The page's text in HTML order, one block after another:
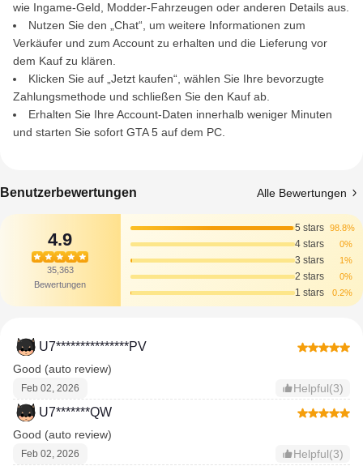
wie Ingame-Geld, Modder-Fahrzeugen oder anderen Details aus.
Nutzen Sie den „Chat“, um weitere Informationen zum
Verkäufer und zum Account zu erhalten und die Lieferung vor
dem Kauf zu klären.
Klicken Sie auf „Jetzt kaufen“, wählen Sie Ihre bevorzugte
Zahlungsmethode und schließen Sie den Kauf ab.
Erhalten Sie Ihre Account-Daten innerhalb weniger Minuten
und starten Sie sofort GTA 5 auf dem PC.
Benutzerbewertungen Alle Bewertungen
4.9
35,363
Bewertungen
5 stars 98.8%
4 stars 0%
3 stars 1%
2 stars 0%
1 stars 0.2%
U7***************PV
Good (auto review)
Feb 02, 2026 Helpful(3)
U7*******QW
Good (auto review)
Feb 02, 2026 Helpful(3)